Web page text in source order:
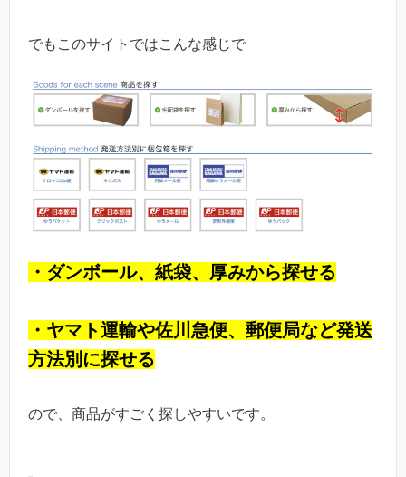
でもこのサイトではこんな感じで
・ダンボール、紙袋、厚みから探せる
・ヤマト運輸や佐川急便、郵便局など発送
方法別に探せる
ので、商品がすごく探しやすいです。